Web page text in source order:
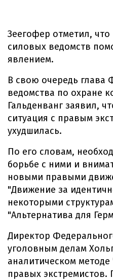
Зеегофер отметил,
силовых ведомств
явлением.
В свою очередь глава
ведомства по охране
Гальденванг заявил,
ситуация с правым
ухудшилась.
По его словам,
борьбе с ними и
новыми правыми
"Движение за
некоторыми
"Альтернатива для
Директор
уголовным делам
аналитическом
правых экстремистов.